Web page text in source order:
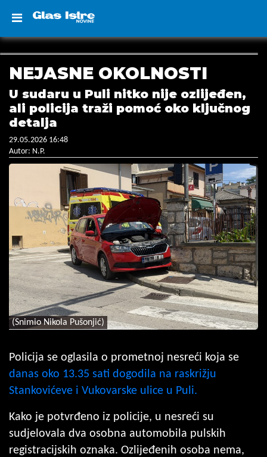
NEJASNE OKOLNOSTI
U sudaru u Puli nitko nije ozlijeđen,
ali policija traži pomoć oko ključnog
detalja
29.05.2026 16:48
Autor: N.P.
(Snimio Nikola Pušonjić)
Policija se oglasila o prometnoj nesreći koja se
danas oko 13.35 sati dogodila na raskrižju
Stankovićeve i Vukovarske ulice u Puli.
Kako je potvrđeno iz policije, u nesreći su
sudjelovala dva osobna automobila pulskih
registracijskih oznaka. Ozlijeđenih osoba nema,